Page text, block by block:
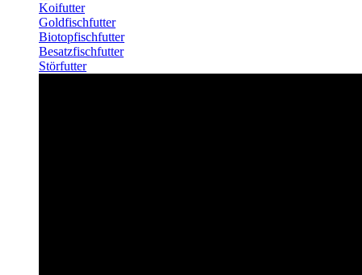
Koifutter
Goldfischfutter
Biotopfischfutter
Besatzfischfutter
Störfutter